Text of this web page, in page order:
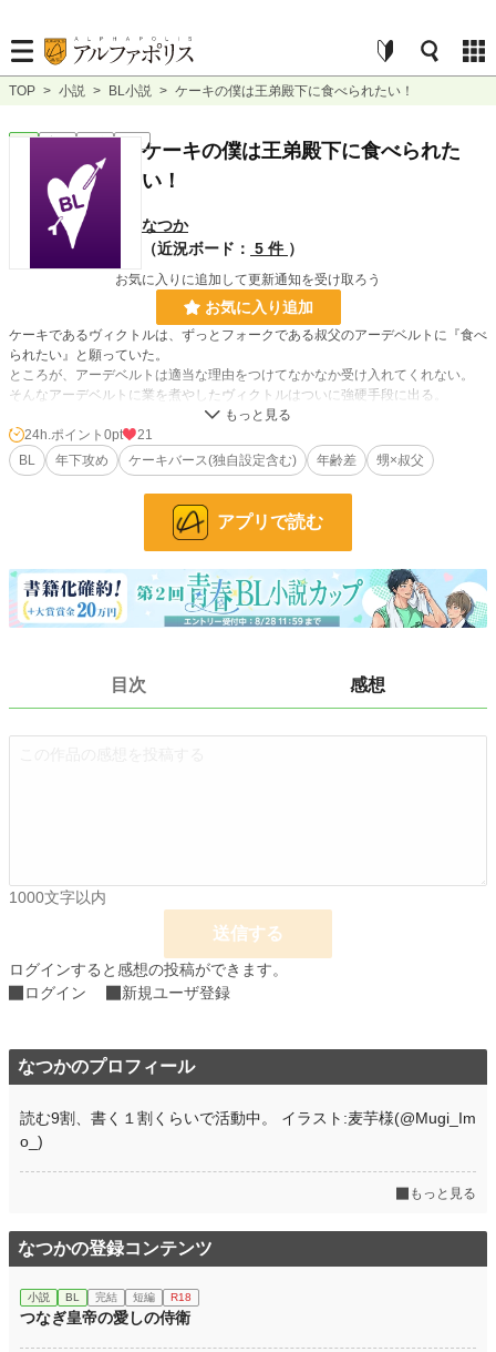
TOP > 小説 > BL小説 > ケーキの僕は王弟殿下に食べられたい！
BL 完結 短編
ケーキの僕は王弟殿下に食べられた
い！
なつか
（近況ボード： 5 件 ）
お気に入りに追加して更新通知を受け取ろう
お気に入り追加
ケーキであるヴィクトルは、ずっとフォークである叔父のアーデベルトに『食べ
られたい』と願っていた。
ところが、アーデベルトは適当な理由をつけてなかなか受け入れてくれない。
そんなアーデベルトに業を煮やしたヴィクトルはついに強硬手段に出る。
「ケーキの俺は異世界でスパダリ公爵様に溺愛されている」のスピンオフです。
元の読んでいなくても問題ありませんが、ご興味があればぜひ読んでみてくださ
い！
※このお話はケーキバースの設定をお借りしています
BL 31,393 位 / 31,393 件
0 pt
112 pt (63,279 位)
累計ポイント 9,459 pt (98,999 位)
24h.ポイント 0pt
21
BL
年下攻め ケーキバース(独自設定含む) 年齢差 甥×叔父
アプリで読む
目次 感想
1000文字以内
送信する
ログインすると感想の投稿ができます。
ログイン
新規ユーザ登録
なつかのプロフィール
読む9割、書く１割くらいで活動中。 イラスト:麦芋様(@Mugi_Im
o_)
もっと見る
なつかの登録コンテンツ
小説 BL 完結 短編 R18
つなぎ皇帝の愛しの侍衛